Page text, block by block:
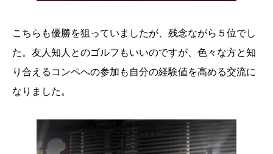
こちらも優勝を狙っていましたが、残念ながら５位でし
た。友人知人とのゴルフもいいのですが、色々な方と知
り合えるコンペへの参加も自分の経験値を高める交流に
なりました。